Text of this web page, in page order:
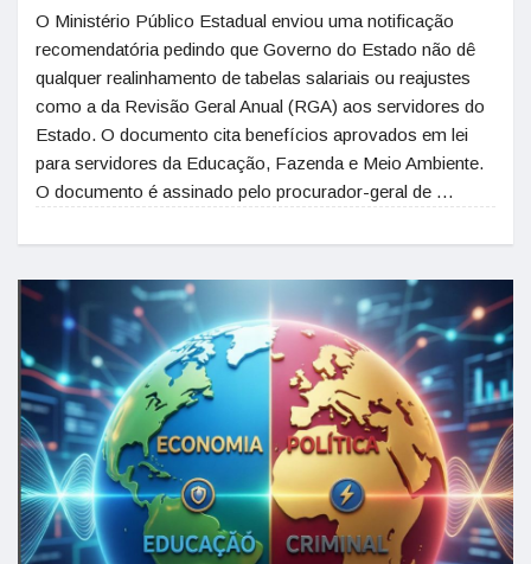
O Ministério Público Estadual enviou uma notificação
recomendatória pedindo que Governo do Estado não dê
qualquer realinhamento de tabelas salariais ou reajustes
como a da Revisão Geral Anual (RGA) aos servidores do
Estado. O documento cita benefícios aprovados em lei
para servidores da Educação, Fazenda e Meio Ambiente.
O documento é assinado pelo procurador-geral de …